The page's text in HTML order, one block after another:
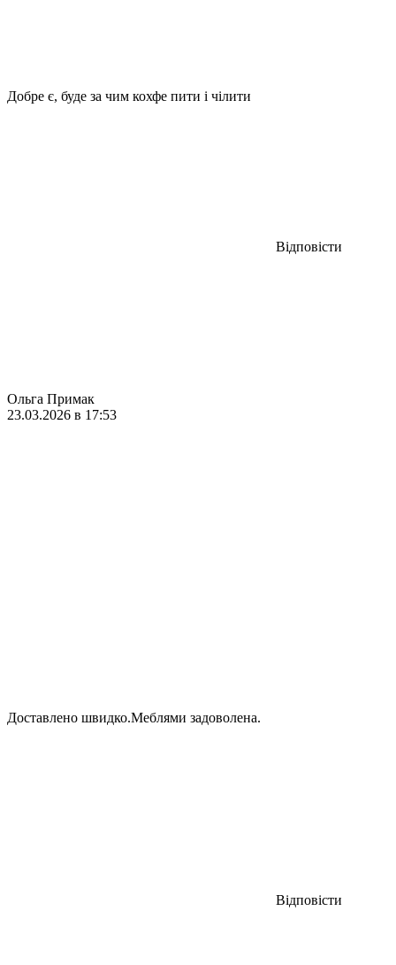
Добре є, буде за чим кохфе пити і чілити
Відповісти
Ольга Примак
23.03.2026 в 17:53
Доставлено швидко.Меблями задоволена.
Відповісти